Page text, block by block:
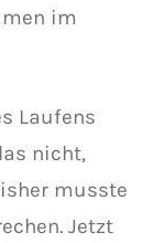
im
Laufens
nicht,
musste
Jetzt